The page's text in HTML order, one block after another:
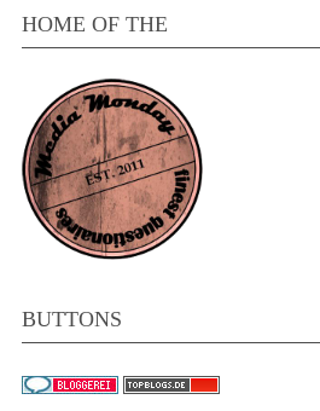
HOME OF THE
BUTTONS